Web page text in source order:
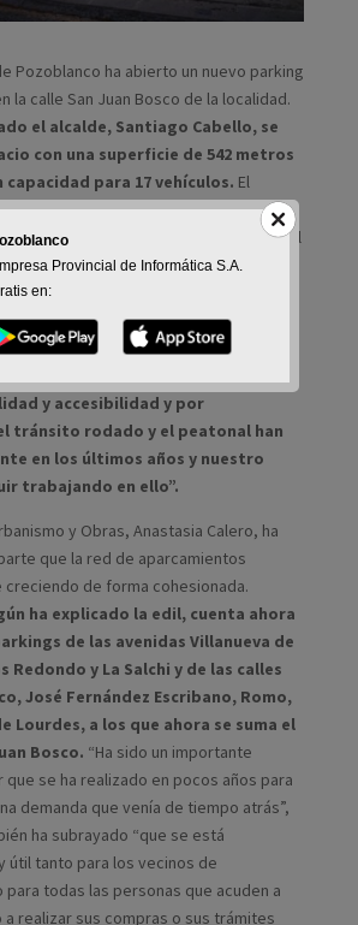
Pozoblanco ha abierto un nuevo parking
la calle San Juan Bosco de la localidad.
el alcalde, Santiago Cabello, se
con una superficie de 542 metros
capacidad para 17 vehículos. El
que este aparcamiento viene a
se ha creado en los últimos años en el
de Pozoblanco y especialmente en el
el fin de facilitar la accesibilidad y el
a la demanda de los vecinos y
las compras y el comercio.Según ha
“nuestro compromiso por
y accesibilidad y por
tránsito rodado y el peatonal han
en los últimos años y nuestro
trabajando en ello”.
y Obras, Anastasia Calero, ha
que la red de aparcamientos
creciendo de forma cohesionada.
ha explicado la edil, cuenta ahora
de las avenidas Villanueva de
Redondo y La Salchi y de las calles
José Fernández Escribano, Romo,
Lourdes, a los que ahora se suma el
Bosco. “Ha sido un importante
se ha realizado en pocos años para
demanda que venía de tiempo atrás”,
ha subrayado “que se está
útil tanto para los vecinos de
para todas las personas que acuden a
realizar sus compras o sus trámites
Provincial de Informática S.A.
en: